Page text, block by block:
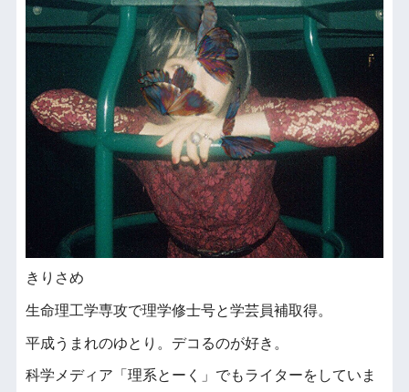
きりさめ
生命理工学専攻で理学修士号と学芸員補取得。
平成うまれのゆとり。デコるのが好き。
科学メディア「理系とーく」でもライターをしていま